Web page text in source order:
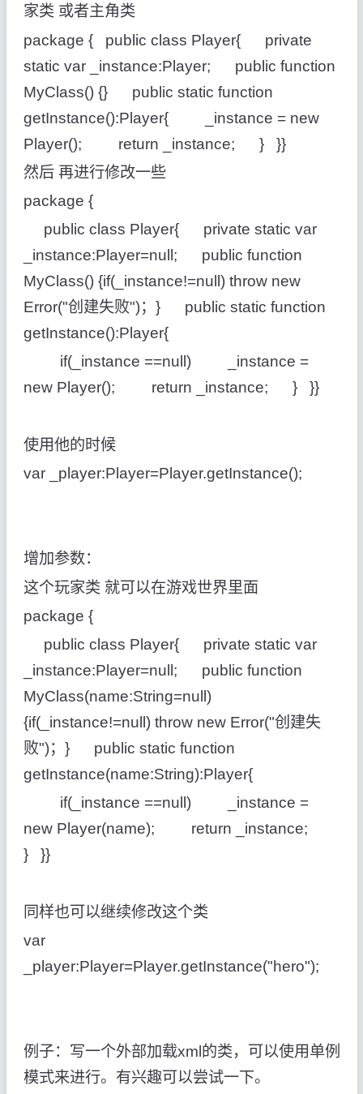
家类 或者主角类
package { public class Player{ private
static var _instance:Player; public function
MyClass() {} public static function
getInstance():Player{ _instance = new
Player(); return _instance; } }}
然后 再进行修改一些
package {
public class Player{ private static var
_instance:Player=null; public function
MyClass() {if(_instance!=null) throw new
Error("创建失败")；} public static function
getInstance():Player{
if(_instance ==null) _instance =
new Player(); return _instance; } }}
使用他的时候
var _player:Player=Player.getInstance();
增加参数：
这个玩家类 就可以在游戏世界里面
package {
public class Player{ private static var
_instance:Player=null; public function
MyClass(name:String=null)
{if(_instance!=null) throw new Error("创建失
败")；} public static function
getInstance(name:String):Player{
if(_instance ==null) _instance =
new Player(name); return _instance;
} }}
同样也可以继续修改这个类
var
_player:Player=Player.getInstance("hero");
例子：写一个外部加载xml的类，可以使用单例
模式来进行。有兴趣可以尝试一下。